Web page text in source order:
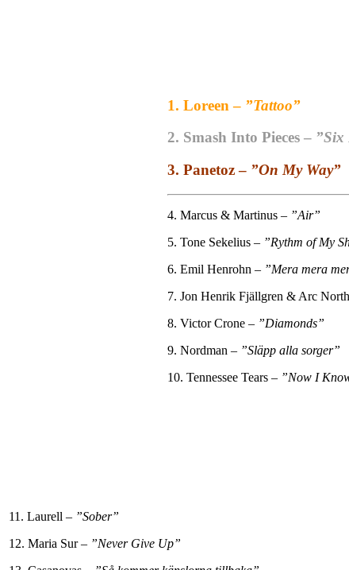
1. Loreen – ”Tattoo”
2. Smash Into Pieces – ”Six
3. Panetoz – ”On My Way”
4. Marcus & Martinus – ”Air”
5. Tone Sekelius – ”Rythm of My
6. Emil Henrohn – ”Mera mera
7. Jon Henrik Fjällgren & Arc
8. Victor Crone – ”Diamonds”
9. Nordman – ”Släpp alla sorger”
10. Tennessee Tears – ”Now I
11. Laurell – ”Sober”
12. Maria Sur – ”Never Give Up”